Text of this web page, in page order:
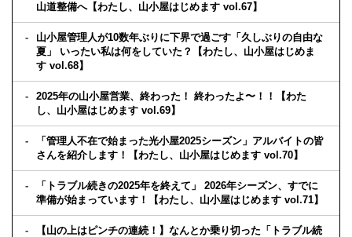
山道整備へ【わたし、山小屋はじめます vol.67】
山小屋管理人が10数年ぶりに下界で過ごす「久しぶりの自由な
夏」 いったい私は何をしていた？【わたし、山小屋はじめま
す vol.68】
2025年の山小屋営業、終わった！ 終わったよ〜！！【わた
し、山小屋はじめます vol.69】
「管理人不在で始まった光小屋2025シーズン」アルバイトの皆
さんを紹介します！【わたし、山小屋はじめます vol.70】
「トラブル続きの2025年を終えて」 2026年シーズン、すでに
準備が始まっています！【わたし、山小屋はじめます vol.71】
【山の上はピンチの連続！】なんとか乗り切った「トラブル続